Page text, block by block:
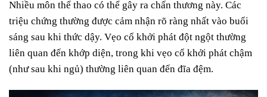
Nhiều môn thể thao có thể gây ra chấn thương này. Các
triệu chứng thường được cảm nhận rõ ràng nhất vào buổi
sáng sau khi thức dậy. Vẹo cổ khởi phát đột ngột thường
liên quan đến khớp diện, trong khi vẹo cổ khởi phát chậm
(như sau khi ngủ) thường liên quan đến đĩa đệm.